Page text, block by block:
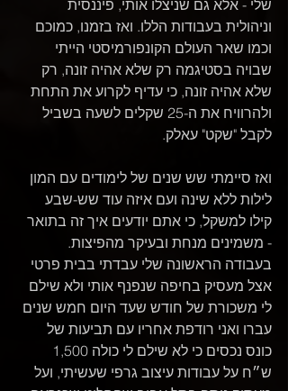
שלי - אלא גם שניצלו אותי, פיננסית
וניהולית בעבודות הללו. ואז בזמנו, כמוכם
וכמו שאר העולם הקונפורמיסטי הייתי
שבויה בסטיגמה רק שלא אהיה זונה, רק
שלא אהיה זונה, כי עדיף לקרוע את התחת
ולהרוויח את ה-25 שקלים לשעה בשביל
לקבל "שקט" עאלק.
ואז סיימתי שש שנים של לימודים עם המון
לילות ללא שינה ועם איזה עוד שש-שבע
קילו למשקל, כי אתם יודעים איך זה בתואר
- משמינים מנחת ובעיקר מהפיצות.
בעבודה הראשונה שלי עבדתי בבית פרטי
אצל מעסיק בחיפה שנפנף אותי ולא שילם
לי משכורת של חודש שעד היום חמש שנים
עברו ואני רודפת אחריו עם תביעות של
ש״ח על עבודות עיצוב גרפי שעשיתי, ועל